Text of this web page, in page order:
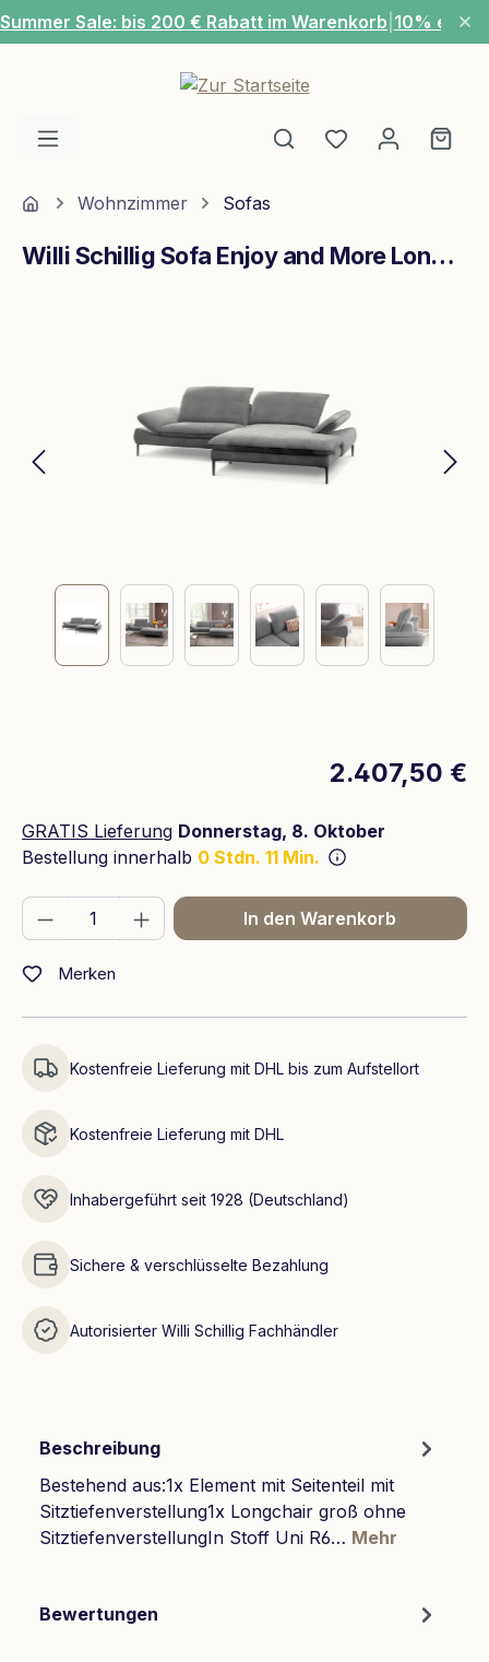
Zum Hauptinhalt springen
Summer Sale: bis 200 € Rabatt im Warenkorb 10% extra
Du hast 0
HomeWohnzimmer Sofas
Willi Schillig Sofa Enjoy and More Longchair Rechts Grau
2.407,50 €
GRATIS Lieferung Donnerstag, 8. Oktober
Bestellung innerhalb 0 Stdn. 11 Min.
Produkt Anzahl: Gib den gewünschten
In den Warenkorb
Merken
Kostenfreie Lieferung mit DHL bis zum Aufstellort
Kostenfreie Lieferung mit DHL
Inhabergeführt seit 1928 (Deutschland)
Sichere & verschlüsselte Bezahlung
Autorisierter Willi Schillig Fachhändler
Beschreibung
Bestehend aus:1x Element mit Seitenteil mit
Sitztiefenverstellung1x Longchair groß ohne
SitztiefenverstellungIn Stoff Uni R6… Mehr
Bewertungen